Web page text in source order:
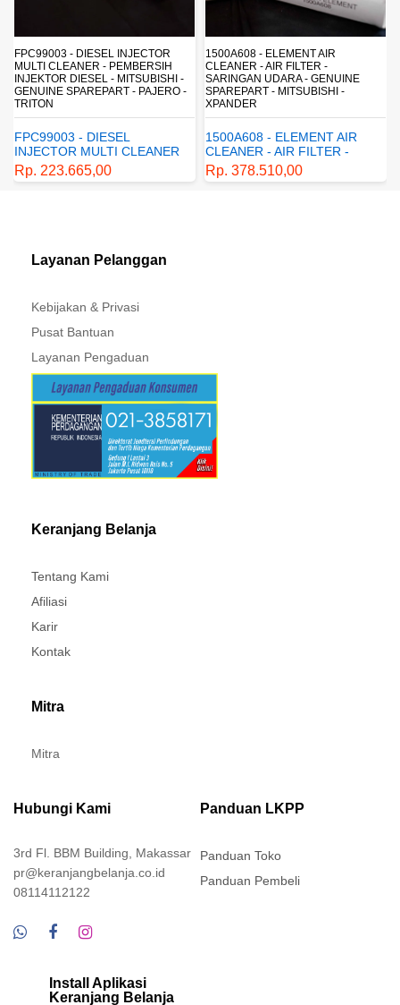
FPC99003 - DIESEL INJECTOR
MULTI CLEANER - PEMBERSIH
INJEKTOR DIESEL - MITSUBISHI -
GENUINE SPAREPART - PAJERO -
TRITON
FPC99003 - DIESEL
INJECTOR MULTI CLEANER
- PEMBERSIH INJEKTOR
DIESEL - MITSUBISHI -
Rp. 223.665,00
1500A608 - ELEMENT AIR
CLEANER - AIR FILTER -
SARINGAN UDARA - GENUINE
SPAREPART - MITSUBISHI -
XPANDER
1500A608 - ELEMENT AIR
CLEANER - AIR FILTER -
SARINGAN UDARA -
GENUINE SPAREPART -
Rp. 378.510,00
Layanan Pelanggan
Kebijakan & Privasi
Pusat Bantuan
Layanan Pengaduan
Keranjang Belanja
Tentang Kami
Afiliasi
Karir
Kontak
Mitra
Mitra
Hubungi Kami
3rd Fl. BBM Building, Makassar
pr@keranjangbelanja.co.id
08114112122
Panduan LKPP
Panduan Toko
Panduan Pembeli
Install Aplikasi
Keranjang Belanja